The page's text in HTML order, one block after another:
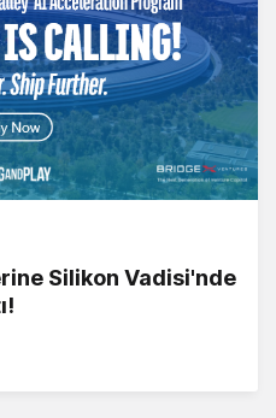
Silikon Vadisi'nde